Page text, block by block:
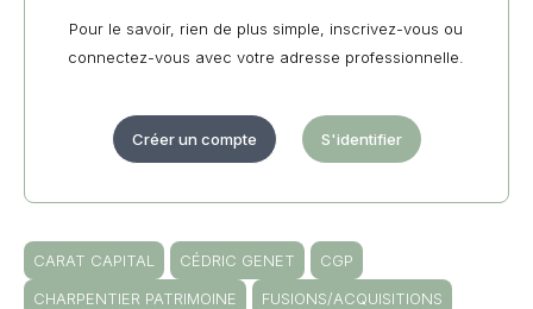
Pour le savoir, rien de plus simple, inscrivez-vous ou
connectez-vous avec votre adresse professionnelle.
Créer un compte S'identifier
CARAT CAPITAL CÉDRIC GENET
CGP
CHARPENTIER PATRIMOINE
FUSIONS/ACQUISITIONS